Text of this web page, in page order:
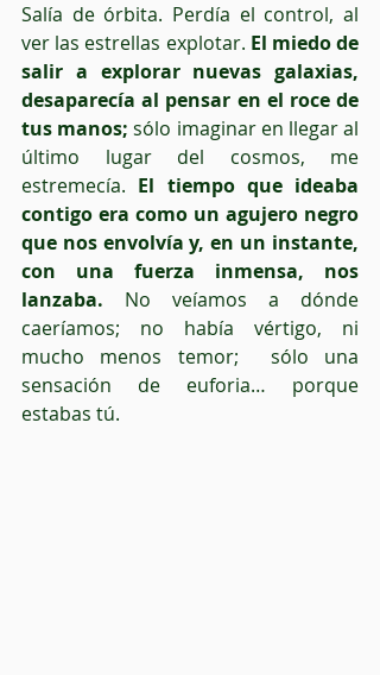
Salía de órbita. Perdía el control, al
ver las estrellas explotar. El miedo de
salir a explorar nuevas galaxias,
desaparecía al pensar en el roce de
tus manos; sólo imaginar en llegar al
último lugar del cosmos, me
estremecía. El tiempo que ideaba
contigo era como un agujero negro
que nos envolvía y, en un instante,
con una fuerza inmensa, nos
lanzaba. No veíamos a dónde
caeríamos; no había vértigo, ni
mucho menos temor;  sólo una
sensación de euforia… porque
estabas tú.